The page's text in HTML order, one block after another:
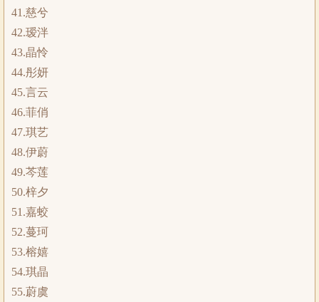
41.慈兮
42.瑷泮
43.晶怜
44.彤妍
45.言云
46.菲俏
47.琪艺
48.伊蔚
49.芩莲
50.梓夕
51.嘉蛟
52.蔓珂
53.榕嬉
54.琪晶
55.蔚虞